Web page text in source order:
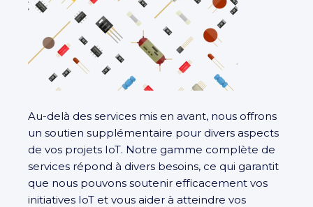
Au-delà des services mis en avant, nous offrons
un soutien supplémentaire pour divers aspects
de vos projets IoT. Notre gamme complète de
services répond à divers besoins, ce qui garantit
que nous pouvons soutenir efficacement vos
initiatives IoT et vous aider à atteindre vos